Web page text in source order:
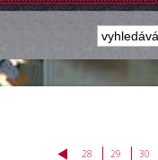
28 29 30